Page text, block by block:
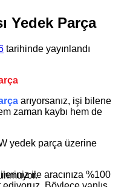
Yedek Parça
tarihinde yayınlandı
arıyorsanız, işi bilene
zaman kaybı hem de
yedek parça üzerine
ile aracınıza %100